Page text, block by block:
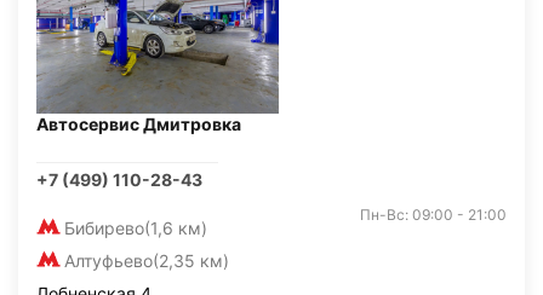
Автосервис Дмитровка
+7 (499) 110-28-43
Бибирево(1,6 км)
Алтуфьево(2,35 км)
Пн-Вс: 09:00 - 21:00